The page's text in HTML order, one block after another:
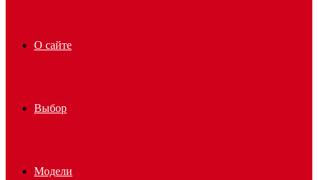
О сайте
Выбор
Модели